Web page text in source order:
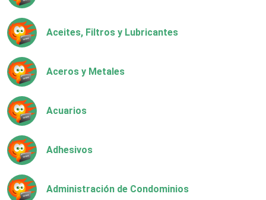
Aceites, Filtros y Lubricantes
Aceros y Metales
Acuarios
Adhesivos
Administración de Condominios